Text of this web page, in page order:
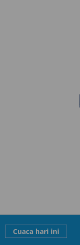
Cuaca hari ini